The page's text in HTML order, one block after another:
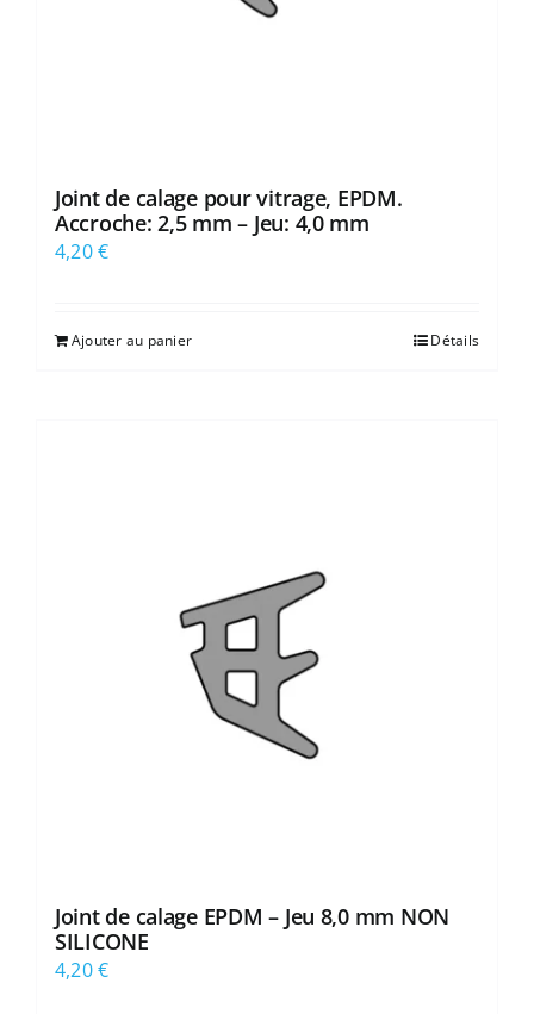
Joint de calage pour vitrage, EPDM.
Accroche: 2,5 mm – Jeu: 4,0 mm
4,20€
Ajouter au panier Détails
Joint de calage EPDM – Jeu 8,0 mm NON
SILICONE
4,20€